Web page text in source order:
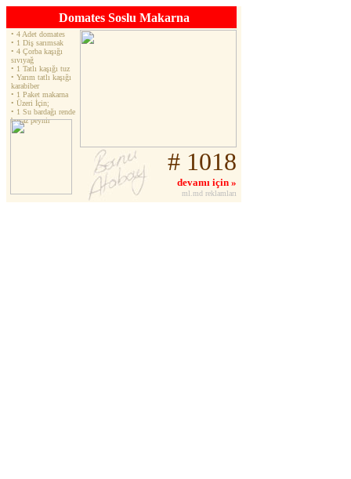
Domates Soslu Makarna
• 4 Adet domates
• 1 Diş sarımsak
• 4 Çorba kaşığı
sıvıyağ
• 1 Tatlı kaşığı tuz
• Yarım tatlı kaşığı
karabiber
• 1 Paket makarna
• Üzeri İçin;
• 1 Su bardağı rende
beyaz peynir
# 1018
devamı için »
ml.md reklamları